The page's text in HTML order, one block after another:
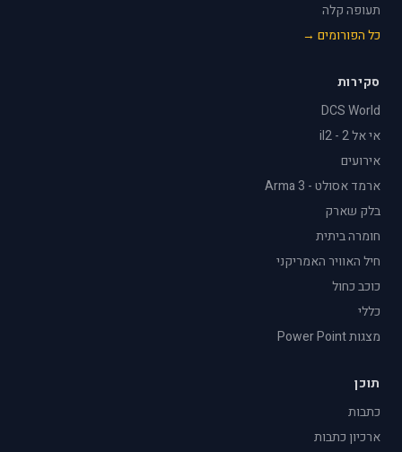
תעופה קלה
כל הפורומים →
סקירות
DCS World
אי אל 2 - il2
אירועים
ארמד אסולט - Arma 3
בלק שארק
חומרה ביתית
חיל האוויר האמריקני
כוכב כחול
כללי
מצגות Power Point
תוכן
כתבות
ארכיון כתבות